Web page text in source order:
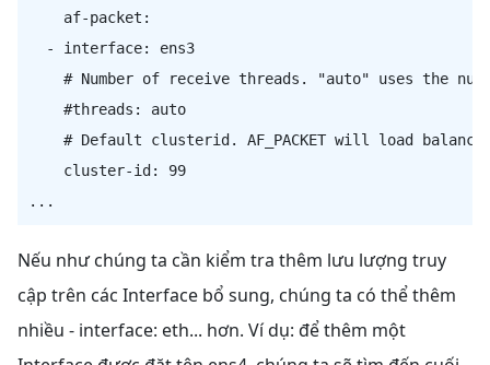
    af-packet:
  - interface: ens3
# Number of receive threads. "auto" uses the
    #threads: auto
# Default clusterid. AF_PACKET will load
    cluster-id: 99
Nếu như chúng ta cần kiểm tra thêm lưu lượng truy
cập trên các Interface bổ sung, chúng ta có thể thêm
nhiều - interface: eth... hơn. Ví dụ: để thêm một